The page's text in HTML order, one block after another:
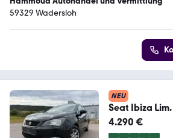
59329 Wadersloh
NEU
Seat Ibiza
Klimaaut SHZ 1
4.290 €